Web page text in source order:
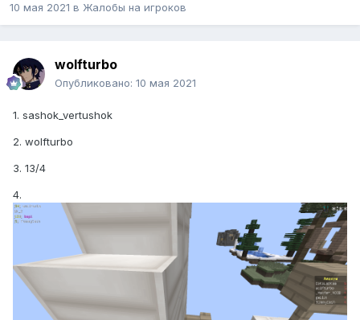
10 мая 2021 в Жалобы на игроков
wolfturbo
Опубликовано: 10 мая 2021
1. sashok_vertushok
2. wolfturbo
3. 13/4
4.